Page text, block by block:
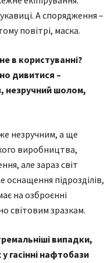
А спорядження –
повітрі, маска.
в користуванні?
дивитися –
незручний шолом,
незручним, а ще
виробництва,
але зараз світ
оснащення підрозділів,
на озброєнні
світовим зразкам.
випадки,
гасінні нафтобази